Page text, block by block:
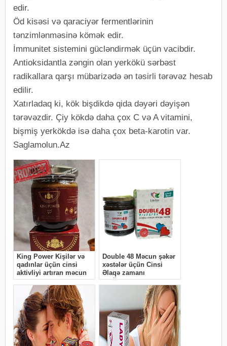
edir.
Öd kisəsi və qaraciyər fermentlərinin
tənzimlənməsinə kömək edir.
İmmunitet sistemini gücləndirmək üçün vacibdir.
Antioksidantla zəngin olan yerkökü sərbəst
radikallara qarşı mübarizədə ən təsirli tərəvəz hesab
edilir.
Xatırladaq ki, kök bişdikdə qida dəyəri dəyişən
tərəvəzdir. Çiy kökdə daha çox C və A vitamini,
bişmiş yerkökdə isə daha çox beta-karotin var.
Saglamolun.Az